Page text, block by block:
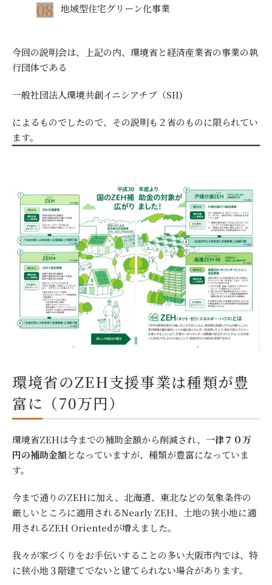
地域型住宅グリーン化事業
今回の説明会は、上記の内、環境省と経済産業省の事業の執
行団体である
一般社団法人環境共創イニシアチブ（SII)
によるものでしたので、その説明も２省のものに限られてい
ます。
環境省のZEH支援事業は種類が豊
富に（70万円）
環境省ZEHは今までの補助金額から削減され、 一律７０万
円の補助金額となっていますが、種類が豊富になっていま
す。
今まで通りのZEHに加え、北海道、東北などの気象条件の
厳しいところに適用されるNearly ZEH、土地の狭小地に適
用されるZEH Orientedが増えました。
我々が家づくりをお手伝いすることの多い大阪市内では、特
に狭小地３階建てでないと建てられない場合があります。